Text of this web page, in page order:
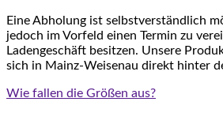
Eine Abholung ist selbstverständlich
jedoch im Vorfeld einen Termin zu
Ladengeschäft besitzen. Unsere
sich in Mainz-Weisenau direkt hinter
Wie fallen die Größen aus?